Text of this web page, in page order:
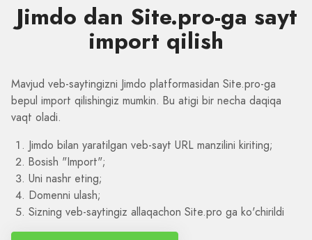
Jimdo dan Site.pro-ga sayt
import qilish
Mavjud veb-saytingizni Jimdo platformasidan Site.pro-ga
bepul import qilishingiz mumkin. Bu atigi bir necha daqiqa
vaqt oladi.
Jimdo bilan yaratilgan veb-sayt URL manzilini kiriting;
Bosish "Import";
Uni nashr eting;
Domenni ulash;
Sizning veb-saytingiz allaqachon Site.pro ga ko'chirildi